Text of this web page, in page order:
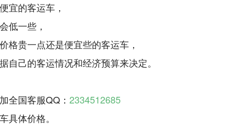
宜的客运车，
低一些，
格贵一点还是便宜些的客运车，
自己的客运情况和经济预算来决定。
全国客服QQ： 2334512685
具体价格。